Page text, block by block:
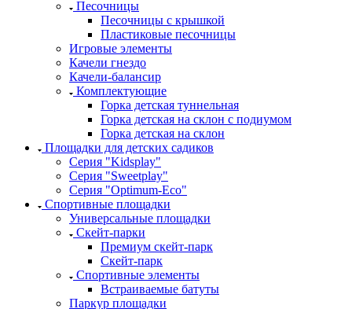
Песочницы
Песочницы с крышкой
Пластиковые песочницы
Игровые элементы
Качели гнездо
Качели-балансир
Комплектующие
Горка детская туннельная
Горка детская на склон с подиумом
Горка детская на склон
Площадки для детских садиков
Серия "Kidsplay"
Серия "Sweetplay"
Серия "Оptimum-Еco"
Спортивные площадки
Универсальные площадки
Скейт-парки
Премиум скейт-парк
Скейт-парк
Спортивные элементы
Встраиваемые батуты
Паркур площадки